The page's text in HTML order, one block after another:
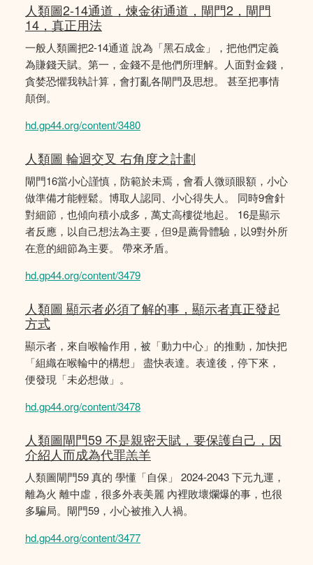
人類圖2-14通道，煉金術通道，閘門2，閘門
14，真正用法
一般人類圖把2-14通道 說為「黑石成金」，把他們定義
為賺錢天賦。第一，金錢不是他們所理解。人面對金錢，
貪婪恐懼我執計算，會打亂各閘門及思想。 甚至把事情
顛倒。
hd.gp44.org/content/3480
人類圖 輪迴交叉 右角度之計劃
閘門16當小心謹慎，防範於未焉，會看人微頭眼額，小心
做準備才能輕鬆。博取人認同、小心得失人。 同時9會針
對細節，也傾向積小成多，萬丈高樓從地起。 16是顯示
者反應，以自己想法為主要，但9是薦骨體驗，以9對外所
在意的細節為主要。 帶來矛盾。
hd.gp44.org/content/3479
人類圖 顯示者必須了解的事，顯示者真正發起
方式
顯示者，來自喉輪作用，被「動力中心」的推動，加快把
「組織在喉輪中的構想」 盡快表達。表達後，停下來，
便發現「未必想做」。
hd.gp44.org/content/3478
人類圖閘門59 不是親密天賦，要保護自己，因
介紹人而成為代罪羔羊
人類圖閘門59 真的 學懂「自保」 2024-2043 下元九運，
離為火 離中虛，很多外表美麗 內裡敗壞爛爆的事，也很
多騙局。閘門59，小心被推入人禍。
hd.gp44.org/content/3477